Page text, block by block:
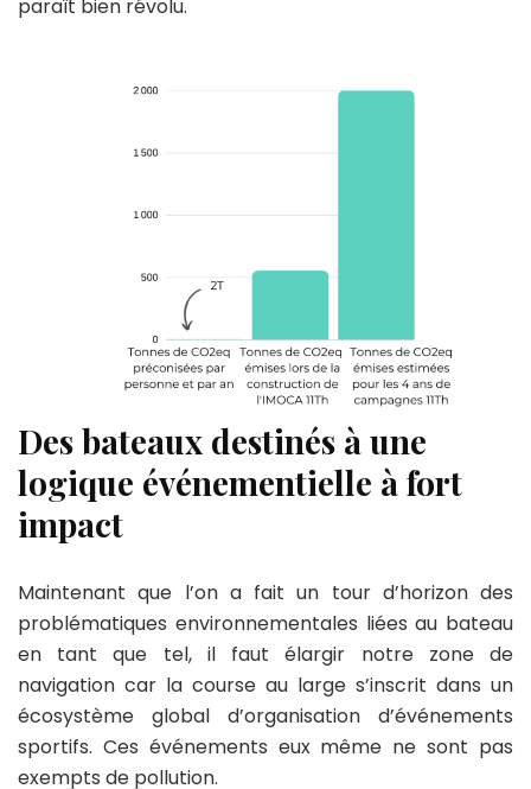
paraît bien révolu.
Des bateaux destinés à une
logique événementielle à fort
impact
Maintenant que l’on a fait un tour d’horizon des
problématiques environnementales liées au bateau
en tant que tel, il faut élargir notre zone de
navigation car la course au large s’inscrit dans un
écosystème global d’organisation d’événements
sportifs. Ces événements eux même ne sont pas
exempts de pollution.